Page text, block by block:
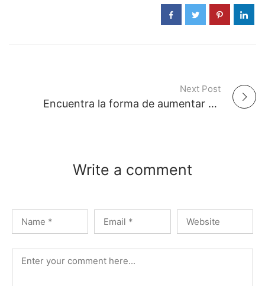
a
Next Post
Encuentra la forma de aumentar y mejorar el amor en tu vida
Write a comment